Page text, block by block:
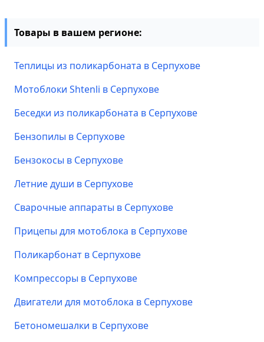
Товары в вашем регионе:
Теплицы из поликарбоната в Серпухове
Мотоблоки Shtenli в Серпухове
Беседки из поликарбоната в Серпухове
Бензопилы в Серпухове
Бензокосы в Серпухове
Летние души в Серпухове
Сварочные аппараты в Серпухове
Прицепы для мотоблока в Серпухове
Поликарбонат в Серпухове
Компрессоры в Серпухове
Двигатели для мотоблока в Серпухове
Бетономешалки в Серпухове